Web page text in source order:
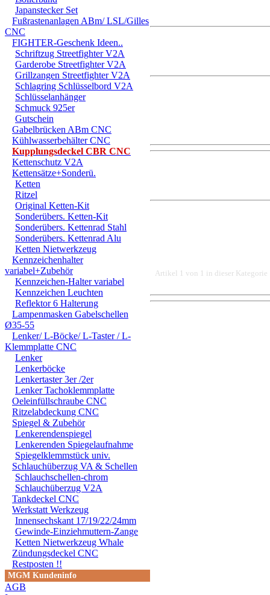
Japanstecker Set
Fußrastenanlagen ABm/ LSL/Gilles
CNC
FIGHTER-Geschenk Ideen..
Schriftzug Streetfighter V2A
Garderobe Streetfighter V2A
Grillzangen Streetfighter V2A
Schlagring Schlüsselbord V2A
Schlüsselanhänger
Schmuck 925er
Gutschein
Gabelbrücken ABm CNC
Kühlwasserbehälter CNC
Kupplungsdeckel CBR CNC
Kettenschutz V2A
Kettensätze+Sonderü.
Ketten
Ritzel
Original Ketten-Kit
Sonderübers. Ketten-Kit
Sonderübers. Kettenrad Stahl
Sonderübers. Kettenrad Alu
Ketten Nietwerkzeug
Kennzeichenhalter
variabel+Zubehör
Kennzeichen-Halter variabel
Kennzeichen Leuchten
Reflektor 6 Halterung
Lampenmasken Gabelschellen
Ø35-55
Lenker/ L-Böcke/ L-Taster / L-
Klemmplatte CNC
Lenker
Lenkerböcke
Lenkertaster 3er /2er
Lenker Tachoklemmplatte
Oeleinfüllschraube CNC
Ritzelabdeckung CNC
Spiegel & Zubehör
Lenkerendenspiegel
Lenkerenden Spiegelaufnahme
Spiegelklemmstück univ.
Schlauchüberzug VA & Schellen
Schlauchschellen-chrom
Schlauchüberzug V2A
Tankdeckel CNC
Werkstatt Werkzeug
Innensechskant 17/19/22/24mm
Gewinde-Einziehmuttern-Zange
Ketten Nietwerkzeug Whale
Zündungsdeckel CNC
Restposten !!
MGM Kundeninfo
AGB
Artikel 1 von 1 in dieser Kategorie